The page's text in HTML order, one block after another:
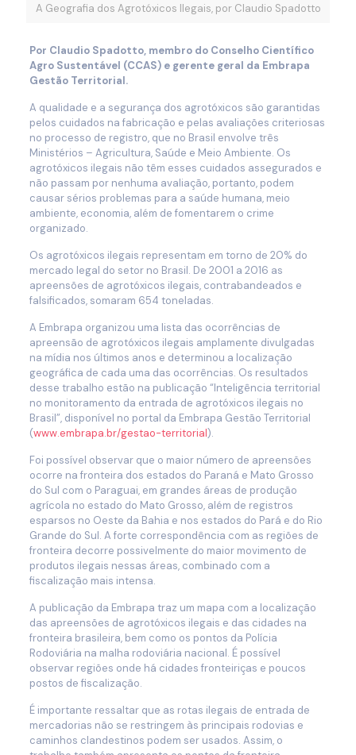
A Geografia dos Agrotóxicos Ilegais, por Claudio Spadotto
Por Claudio Spadotto, membro do Conselho Científico
Agro Sustentável (CCAS) e gerente geral da Embrapa
Gestão Territorial.
A qualidade e a segurança dos agrotóxicos são garantidas
pelos cuidados na fabricação e pelas avaliações criteriosas
no processo de registro, que no Brasil envolve três
Ministérios – Agricultura, Saúde e Meio Ambiente. Os
agrotóxicos ilegais não têm esses cuidados assegurados e
não passam por nenhuma avaliação, portanto, podem
causar sérios problemas para a saúde humana, meio
ambiente, economia, além de fomentarem o crime
organizado.
Os agrotóxicos ilegais representam em torno de 20% do
mercado legal do setor no Brasil. De 2001 a 2016 as
apreensões de agrotóxicos ilegais, contrabandeados e
falsificados, somaram 654 toneladas.
A Embrapa organizou uma lista das ocorrências de
apreensão de agrotóxicos ilegais amplamente divulgadas
na mídia nos últimos anos e determinou a localização
geográfica de cada uma das ocorrências. Os resultados
desse trabalho estão na publicação “Inteligência territorial
no monitoramento da entrada de agrotóxicos ilegais no
Brasil”, disponível no portal da Embrapa Gestão Territorial
(www.embrapa.br/gestao-territorial).
Foi possível observar que o maior número de apreensões
ocorre na fronteira dos estados do Paraná e Mato Grosso
do Sul com o Paraguai, em grandes áreas de produção
agrícola no estado do Mato Grosso, além de registros
esparsos no Oeste da Bahia e nos estados do Pará e do Rio
Grande do Sul. A forte correspondência com as regiões de
fronteira decorre possivelmente do maior movimento de
produtos ilegais nessas áreas, combinado com a
fiscalização mais intensa.
A publicação da Embrapa traz um mapa com a localização
das apreensões de agrotóxicos ilegais e das cidades na
fronteira brasileira, bem como os pontos da Polícia
Rodoviária na malha rodoviária nacional. É possível
observar regiões onde há cidades fronteiriças e poucos
postos de fiscalização.
É importante ressaltar que as rotas ilegais de entrada de
mercadorias não se restringem às principais rodovias e
caminhos clandestinos podem ser usados. Assim, o